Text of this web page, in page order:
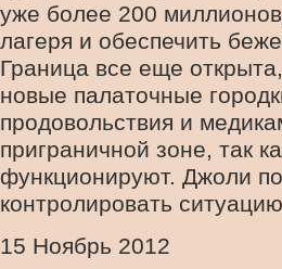
уже более 200
лагеря и обеспечить
Граница все еще
новые палаточные
продовольствия и
приграничной зоне, так
функционируют. Джоли
контролировать
15 Ноябрь 2012